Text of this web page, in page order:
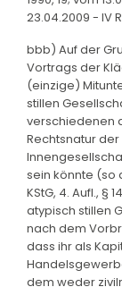
23.04.2009 - IV
bbb) Auf der
Vortrags der
(einzige)
stillen
verschiedenen
Rechtsnatur
sein könnte (so
KStG, 4. Aufl., §
atypisch stillen
nach dem
dass ihr als
dem weder